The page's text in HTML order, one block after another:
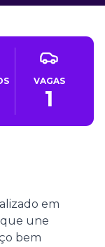
VAGAS
1
em
une
bem